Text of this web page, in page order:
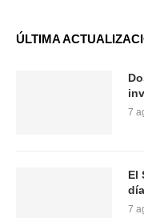
ÚLTIMA
7
El
7